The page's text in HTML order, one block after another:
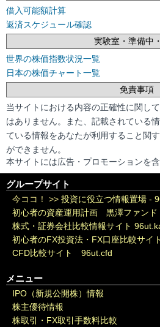
借入可能額計算
返済スケジュール確認
実験室・準備中
世界の株価指数状況一覧
日本の株価チャート一覧
免責事項
当サイトにおける内容の正確性に関し
はありません。また、記載されている
ている情報をあなたが利用すること関
ができません。
本サイトには広告・プロモーションを
グループサイト
今ココ！ >> 投資に役立つ情報置場 -
初心者の資産運用計画 黒澤ファンド
株式・証券会社比較情報サイト
初心者のFX投資法・FX口座比較サイ
CFD比較サイト 96ut.cfd
メニュー
IPO（新規公開株）情報
株主優待情報
株取引・FX取引手数料比較